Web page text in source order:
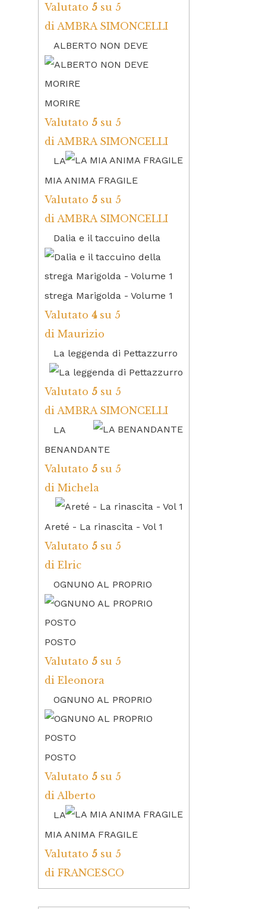
Valutato 5 su 5
di AMBRA SIMONCELLI
ALBERTO NON DEVE
MORIRE
Valutato 5 su 5
di AMBRA SIMONCELLI
LA
MIA ANIMA FRAGILE
Valutato 5 su 5
di AMBRA SIMONCELLI
Dalia e il taccuino della
strega Marigolda - Volume 1
Valutato 4su 5
di Maurizio
La leggenda di Pettazzurro
Valutato 5 su 5
di AMBRA SIMONCELLI
LA
BENANDANTE
Valutato 5 su 5
di Michela
Areté - La rinascita - Vol 1
Valutato 5 su 5
di Elric
OGNUNO AL PROPRIO
POSTO
Valutato 5 su 5
di Eleonora
OGNUNO AL PROPRIO
POSTO
Valutato 5 su 5
di Alberto
LA
MIA ANIMA FRAGILE
Valutato 5 su 5
di FRANCESCO